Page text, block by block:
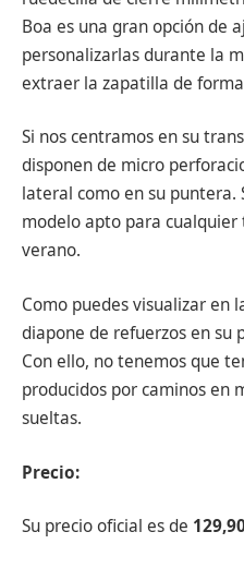
Boa es una gran opción de
personalizarlas durante la
extraer la zapatilla de
Si nos centramos en su
disponen de micro
lateral como en su puntera.
modelo apto para
verano.
Como puedes visualizar en
diapone de refuerzos en su
Con ello, no tenemos que
producidos por caminos en
sueltas.
Precio:
Su precio oficial es de